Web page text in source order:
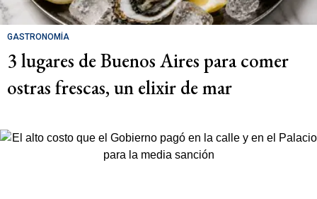
GASTRONOMÍA
3 lugares de Buenos Aires para comer
ostras frescas, un elixir de mar